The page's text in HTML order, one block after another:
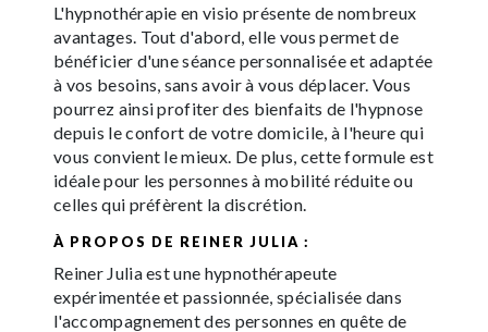
L'hypnothérapie en visio présente de nombreux
avantages. Tout d'abord, elle vous permet de
bénéficier d'une séance personnalisée et adaptée
à vos besoins, sans avoir à vous déplacer. Vous
pourrez ainsi profiter des bienfaits de l'hypnose
depuis le confort de votre domicile, à l'heure qui
vous convient le mieux. De plus, cette formule est
idéale pour les personnes à mobilité réduite ou
celles qui préfèrent la discrétion.
À PROPOS DE REINER JULIA :
Reiner Julia est une hypnothérapeute
expérimentée et passionnée, spécialisée dans
l'accompagnement des personnes en quête de